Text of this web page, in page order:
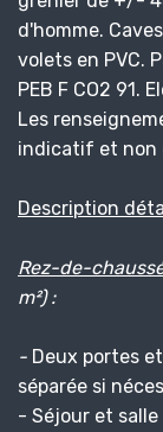
d'homme.
volets en PVC.
PEB F CO2 91.
Les
indicatif et non
Description
Rez-de-
m²) :
- Deux portes
séparée si
- Séjour et